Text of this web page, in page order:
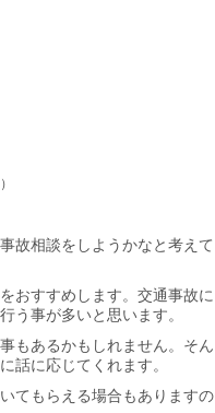
故相談をしようかなと考えて
おすすめします。 交通事故に
う事が多いと思います。
もあるかもしれません。そん
話に応じてくれます。
てもらえる場合もありますの